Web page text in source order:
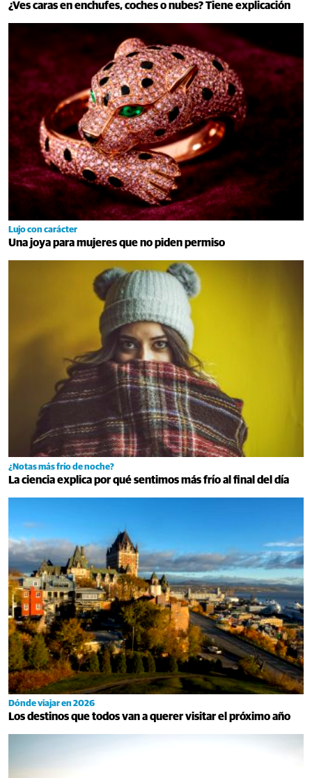
¿Ves caras en enchufes, coches o nubes? Tiene explicación
Lujo con carácter
Una joya para mujeres que no piden permiso
¿Notas más frío de noche?
La ciencia explica por qué sentimos más frío al final del día
Dónde viajar en 2026
Los destinos que todos van a querer visitar el próximo año